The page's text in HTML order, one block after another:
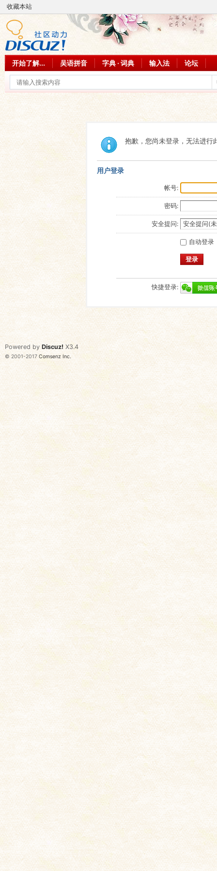
收藏本站
开始了解... 吴语拼音 字典 · 词典 输入法 论坛
抱歉，您尚未登录，无法进行
用户登录
帐号:
密码:
安全提问:
自动登录
登录
快捷登录:
Powered by Discuz! X3.4
© 2001-2017 Comsenz Inc.